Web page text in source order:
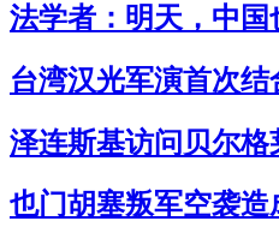
法学者：明天，中
台湾汉光军演首次
泽连斯基访问贝尔
也门胡塞叛军空袭